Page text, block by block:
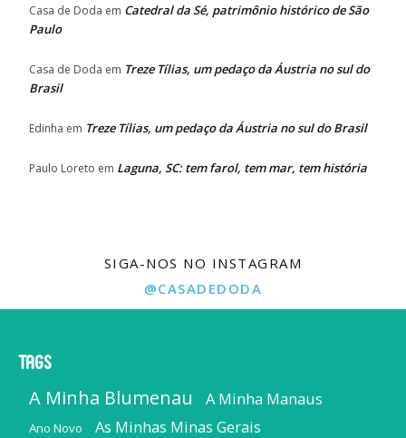
Casa de Doda em Catedral da Sé, patrimônio histórico de São
Paulo
Casa de Doda em Treze Tílias, um pedaço da Áustria no sul do
Brasil
Edinha em Treze Tílias, um pedaço da Áustria no sul do Brasil
Paulo Loreto em Laguna, SC: tem farol, tem mar, tem história
SIGA-NOS NO INSTAGRAM
@CASADEDODA
Tags
A Minha Blumenau A Minha Manaus
Ano Novo As Minhas Minas Gerais